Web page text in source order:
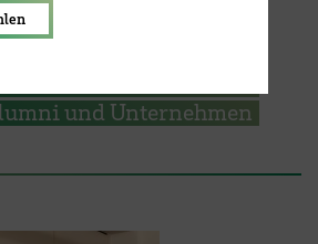
internationale
und Unternehmen